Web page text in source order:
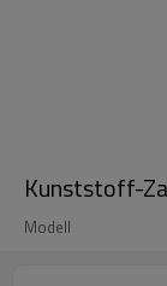
Kunststoff-
Modell